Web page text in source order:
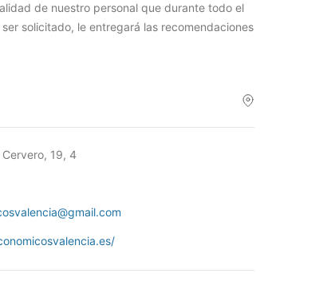
de nuestro personal que durante todo el
solicitado, le entregará las recomendaciones
19, 4